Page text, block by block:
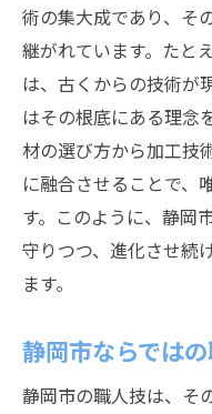
職人の情熱
地域を支える
伝統を守り
職人技の
地域活性化
職人技の進
持続可能な
新旧の技
職人の革新
術の集大成であり、そ
継がれています。たと
は、古くからの技術が
はその根底にある理念
材の選び方から加工技
に融合させることで、
す。このように、静岡
守りつつ、進化させ続
ます。
静岡市ならでは
静岡市の職人技は、そ